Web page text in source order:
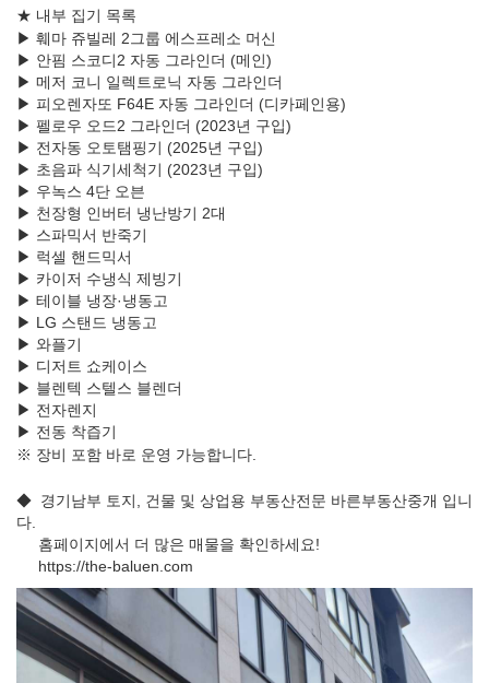
★ 내부 집기 목록
▶ 훼마 쥬빌레 2그룹 에스프레소 머신
▶ 안핌 스코디2 자동 그라인더 (메인)
▶ 메저 코니 일렉트로닉 자동 그라인더
▶ 피오렌자또 F64E 자동 그라인더 (디카페인용)
▶ 펠로우 오드2 그라인더 (2023년 구입)
▶ 전자동 오토탬핑기 (2025년 구입)
▶ 초음파 식기세척기 (2023년 구입)
▶ 우녹스 4단 오븐
▶ 천장형 인버터 냉난방기 2대
▶ 스파믹서 반죽기
▶ 럭셀 핸드믹서
▶ 카이저 수냉식 제빙기
▶ 테이블 냉장·냉동고
▶ LG 스탠드 냉동고
▶ 와플기
▶ 디저트 쇼케이스
▶ 블렌텍 스텔스 블렌더
▶ 전자렌지
▶ 전동 착즙기
※ 장비 포함 바로 운영 가능합니다.
◆ 경기남부 토지, 건물 및 상업용 부동산전문 바른부동산중개 입니
다.
홈페이지에서 더 많은 매물을 확인하세요!
https://the-baluen.com